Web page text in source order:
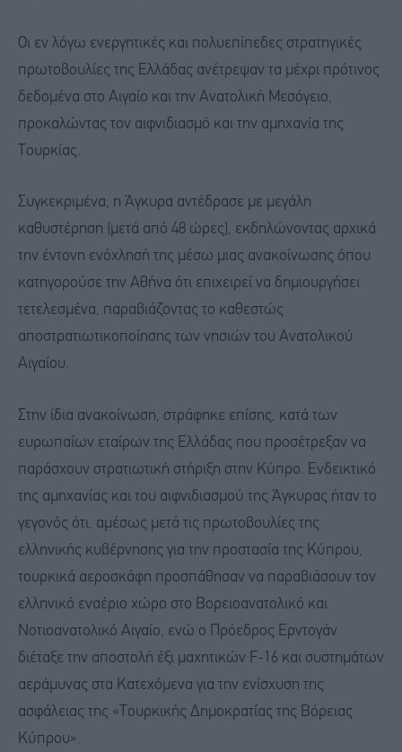
Οι εν λόγω ενεργητικές και πολυεπίπεδες στρατηγικές
πρωτοβουλίες της Ελλάδας ανέτρεψαν τα μέχρι πρότινος
δεδομένα στο Αιγαίο και την Ανατολική Μεσόγειο,
προκαλώντας τον αιφνιδιασμό και την αμηχανία της
Τουρκίας.
Συγκεκριμένα, η Άγκυρα αντέδρασε με μεγάλη
καθυστέρηση (μετά από 48 ώρες), εκδηλώνοντας αρχικά
την έντονη ενόχλησή της μέσω μιας ανακοίνωσης όπου
κατηγορούσε την Αθήνα ότι επιχειρεί να δημιουργήσει
τετελεσμένα, παραβιάζοντας το καθεστώς
αποστρατιωτικοποίησης των νησιών του Ανατολικού
Αιγαίου.
Στην ίδια ανακοίνωση, στράφηκε επίσης, κατά των
ευρωπαίων εταίρων της Ελλάδας που προσέτρεξαν να
παράσχουν στρατιωτική στήριξη στην Κύπρο. Ενδεικτικό
της αμηχανίας και του αιφνιδιασμού της Άγκυρας ήταν το
γεγονός ότι, αμέσως μετά τις πρωτοβουλίες της
ελληνικής κυβέρνησης για την προστασία της Κύπρου,
τουρκικά αεροσκάφη προσπάθησαν να παραβιάσουν τον
ελληνικό εναέριο χώρο στο Βορειοανατολικό και
Νοτιοανατολικό Αιγαίο, ενώ ο Πρόεδρος Ερντογάν
διέταξε την αποστολή έξι μαχητικών F-16 και συστημάτων
αεράμυνας στα Κατεχόμενα για την ενίσχυση της
ασφάλειας της «Τουρκικής Δημοκρατίας της Βόρειας
Κύπρου».